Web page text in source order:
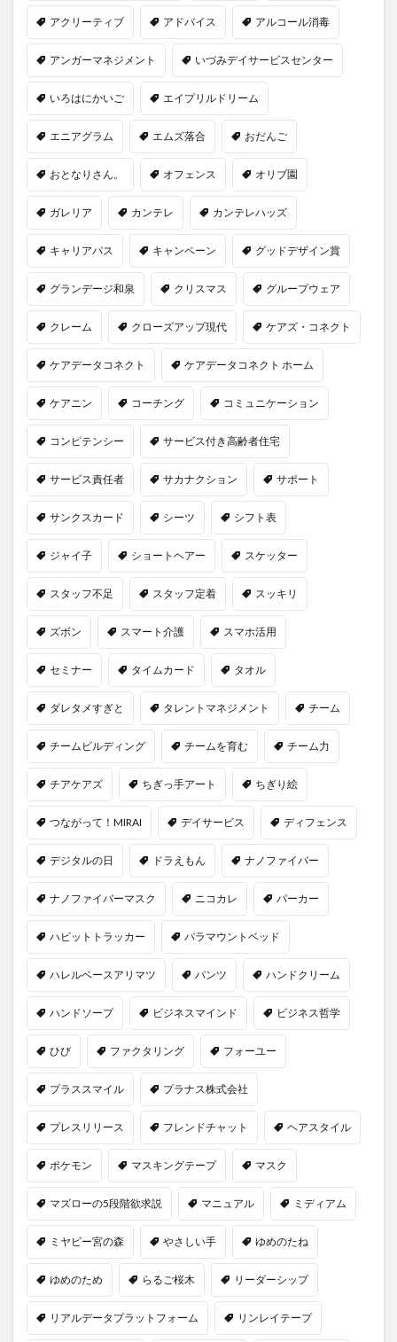
アクリーティブ アドバイス アルコール消毒
アンガーマネジメント いづみデイサービスセンター
いろはにかいご エイプリルドリーム
エニアグラム エムズ落合 おだんご
おとなりさん。 オフェンス オリブ園
ガレリア カンテレ カンテレハッズ
キャリアパス キャンペーン グッドデザイン賞
グランデージ和泉 クリスマス グループウェア
クレーム クローズアップ現代 ケアズ・コネクト
ケアデータコネクト ケアデータコネクト ホーム
ケアニン コーチング コミュニケーション
コンピテンシー サービス付き高齢者住宅
サービス責任者 サカナクション サポート
サンクスカード シーツ シフト表
ジャイ子 ショートヘアー スケッター
スタッフ不足 スタッフ定着 スッキリ
ズボン スマート介護 スマホ活用
セミナー タイムカード タオル
ダレタメすぎと タレントマネジメント チーム
チームビルディング チームを育む チーム力
チアケアズ ちぎっ手アート ちぎり絵
つながって！MIRAI デイサービス ディフェンス
デジタルの日 ドラえもん ナノファイバー
ナノファイバーマスク ニコカレ パーカー
ハビットトラッカー パラマウントベッド
ハレルベースアリマツ パンツ ハンドクリーム
ハンドソープ ビジネスマインド ビジネス哲学
ひび ファクタリング フォーユー
プラススマイル プラナス株式会社
プレスリリース フレンドチャット ヘアスタイル
ポケモン マスキングテープ マスク
マズローの5段階欲求説 マニュアル ミディアム
ミヤビー宮の森 やさしい手 ゆめのたね
ゆめのため らるご桜木 リーダーシップ
リアルデータプラットフォーム リンレイテープ